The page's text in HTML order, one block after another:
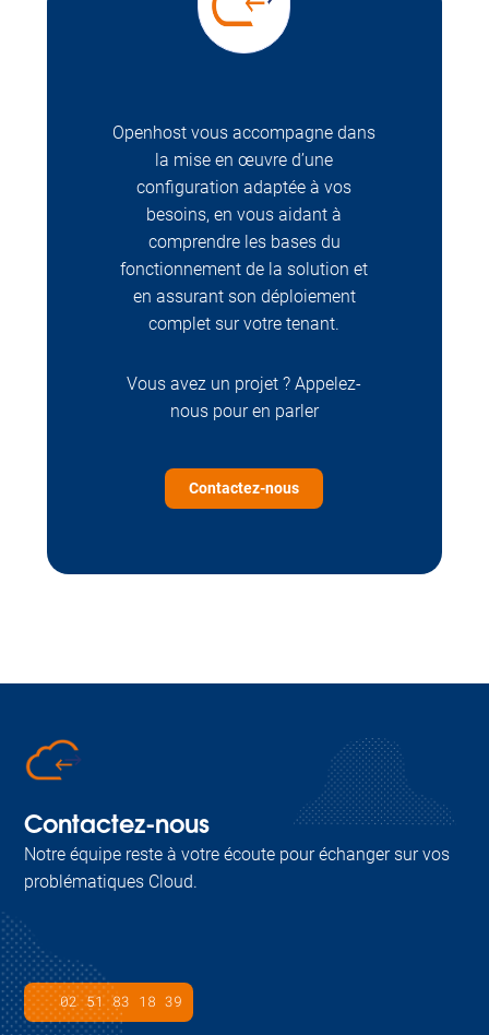
Openhost vous accompagne dans
la mise en œuvre d’une
configuration adaptée à vos
besoins, en vous aidant à
comprendre les bases du
fonctionnement de la solution et
en assurant son déploiement
complet sur votre tenant.
Vous avez un projet ? Appelez-
nous pour en parler
Contactez-nous
Contactez-nous
Notre équipe reste à votre écoute pour échanger sur vos
problématiques Cloud.
02 51 83 18 39